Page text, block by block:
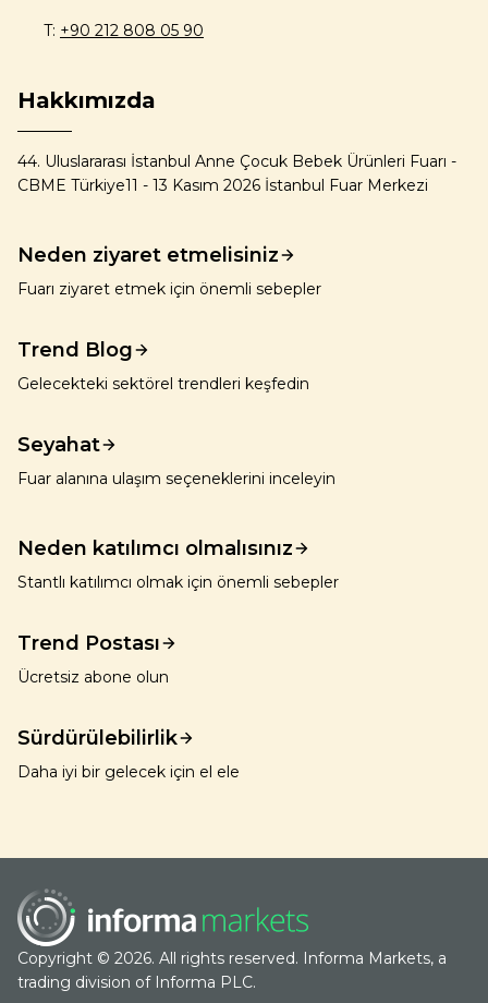
T: +90 212 808 05 90
Hakkımızda
44. Uluslararası İstanbul Anne Çocuk Bebek Ürünleri Fuarı -
CBME Türkiye11 - 13 Kasım 2026 İstanbul Fuar Merkezi
Neden ziyaret etmelisiniz
Fuarı ziyaret etmek için önemli sebepler
Trend Blog
Gelecekteki sektörel trendleri keşfedin
Seyahat
Fuar alanına ulaşım seçeneklerini inceleyin
Neden katılımcı olmalısınız
Stantlı katılımcı olmak için önemli sebepler
Trend Postası
Ücretsiz abone olun
Sürdürülebilirlik
Daha iyi bir gelecek için el ele
Copyright © 2026. All rights reserved. Informa Markets, a
trading division of Informa PLC.